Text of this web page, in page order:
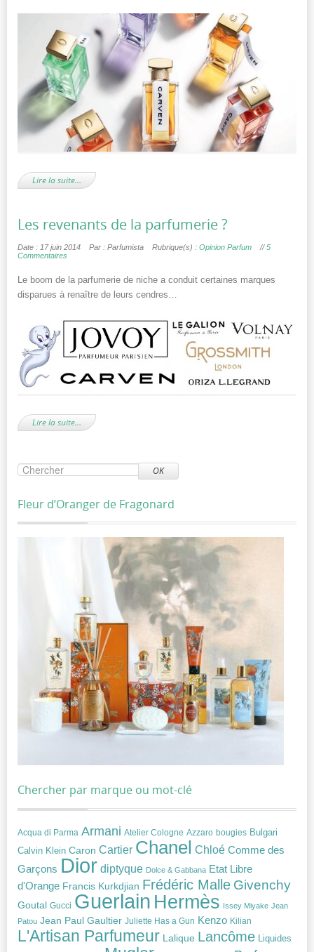
Lire la suite…
Les revenants de la parfumerie ?
Date : 17 juin 2014 Par : Parfumista Rubrique(s) : Opinion Parfum //5
Commentaires
Le boom de la parfumerie de niche a conduit certaines marques
disparues à renaître de leurs cendres…
Lire la suite…
OK
Fleur d’Oranger de Fragonard
Chercher par marque ou mot-clé
Acqua di Parma Armani Atelier Cologne Azzaro bougies Bulgari
Calvin Klein Caron Cartier Chanel Chloé Comme des
Garçons Dior diptyque Dolce & Gabbana Etat Libre
d'Orange Francis Kurkdjian Frédéric Malle Givenchy
Goutal Gucci Guerlain Hermès Issey Miyake Jean
Patou Jean Paul Gaultier Juliette Has a Gun Kenzo Kilian
L'Artisan Parfumeur Lalique Lancôme
Liquides